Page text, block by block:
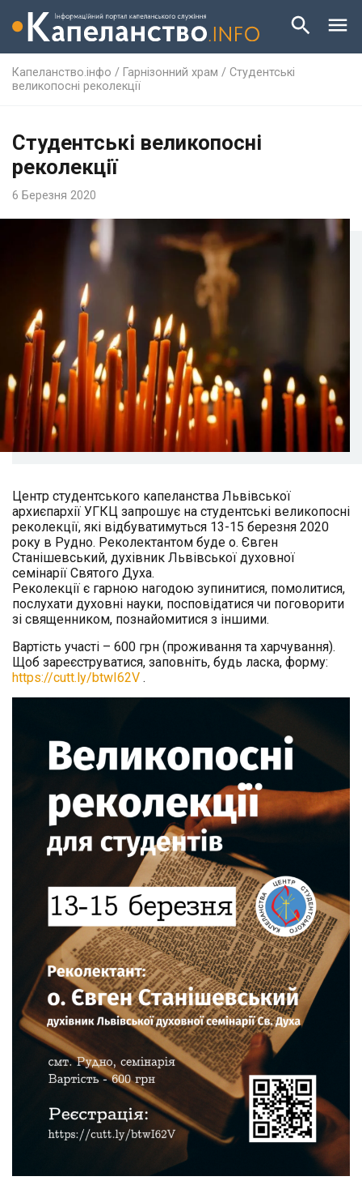
Капеланство.інфо / Гарнізонний храм / Студентські
великопосні реколекції
Студентські великопосні
реколекції
6 Березня 2020
Центр студентського капеланства Львівської
архиєпархії УГКЦ запрошує на студентські великопосні
реколекції, які відбуватимуться 13-15 березня 2020
року в Рудно. Реколектантом буде о. Євген
Станішевський, духівник Львівської духовної
семінарії Святого Духа.
Реколекції є гарною нагодою зупинитися, помолитися,
послухати духовні науки, посповідатися чи поговорити
зі священником, познайомитися з іншими.
Вартість участі – 600 грн (проживання та харчування).
Щоб зареєструватися, заповніть, будь ласка, форму:
https://cutt.ly/btwI62V .